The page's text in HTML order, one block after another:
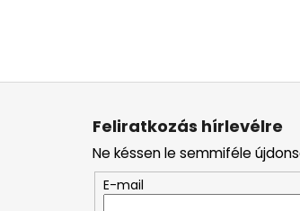
L
Feliratkozás hírlevélre
Ne késsen le semmiféle
E-mail